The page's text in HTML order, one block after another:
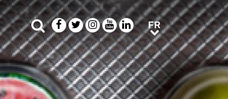
Rechercher
Facebook
TwitterInstagram
Youtube
LinkedIn
FRFR